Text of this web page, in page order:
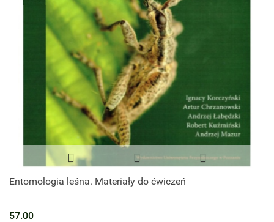
Entomologia leśna. Materiały do ćwiczeń
57.00